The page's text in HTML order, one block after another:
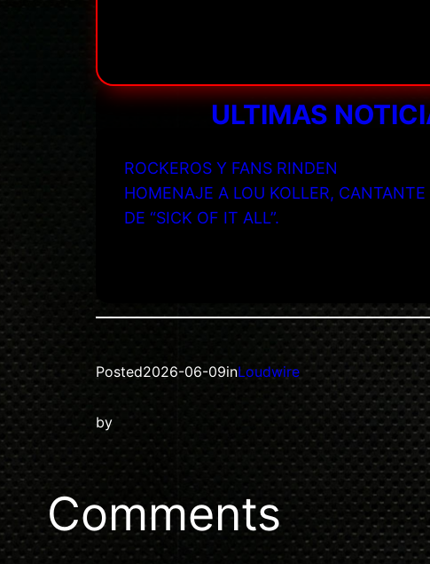
ULTIMAS
ROCKEROS Y FANS RINDEN
HOMENAJE A LOU KOLLER, CANTANTE
DE “SICK OF IT ALL”.
Posted2026-06-09inLoudwire
by
Comments